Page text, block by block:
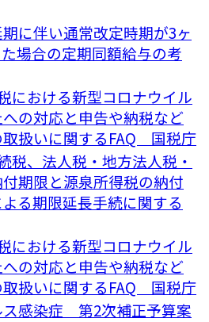
に伴い通常改定時期が3ヶ
場合の定期同額給与の考
おける新型コロナウイル
の対応と申告や納税など
取扱いに関するFAQ 国税庁
、法人税・地方法人税・
期限と源泉所得税の納付
る期限延長手続に関する
おける新型コロナウイル
の対応と申告や納税など
取扱いに関するFAQ 国税庁
ス感染症 第2次補正予算案